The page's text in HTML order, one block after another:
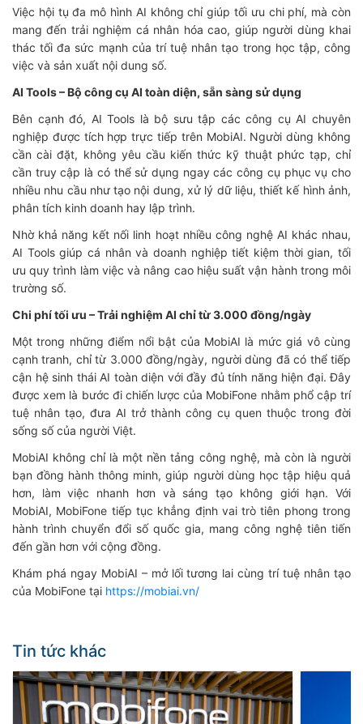
Việc hội tụ đa mô hình AI không chỉ giúp tối ưu chi phí, mà còn
mang đến trải nghiệm cá nhân hóa cao, giúp người dùng khai
thác tối đa sức mạnh của trí tuệ nhân tạo trong học tập, công
việc và sản xuất nội dung số.
AI Tools – Bộ công cụ AI toàn diện, sẵn sàng sử dụng
Bên cạnh đó, AI Tools là bộ sưu tập các công cụ AI chuyên
nghiệp được tích hợp trực tiếp trên MobiAI. Người dùng không
cần cài đặt, không yêu cầu kiến thức kỹ thuật phức tạp, chỉ
cần truy cập là có thể sử dụng ngay các công cụ phục vụ cho
nhiều nhu cầu như tạo nội dung, xử lý dữ liệu, thiết kế hình ảnh,
phân tích kinh doanh hay lập trình.
Nhờ khả năng kết nối linh hoạt nhiều công nghệ AI khác nhau,
AI Tools giúp cá nhân và doanh nghiệp tiết kiệm thời gian, tối
ưu quy trình làm việc và nâng cao hiệu suất vận hành trong môi
trường số.
Chi phí tối ưu – Trải nghiệm AI chỉ từ 3.000 đồng/ngày
Một trong những điểm nổi bật của MobiAI là mức giá vô cùng
cạnh tranh, chỉ từ 3.000 đồng/ngày, người dùng đã có thể tiếp
cận hệ sinh thái AI toàn diện với đầy đủ tính năng hiện đại. Đây
được xem là bước đi chiến lược của MobiFone nhằm phổ cập trí
tuệ nhân tạo, đưa AI trở thành công cụ quen thuộc trong đời
sống số của người Việt.
MobiAI không chỉ là một nền tảng công nghệ, mà còn là người
bạn đồng hành thông minh, giúp người dùng học tập hiệu quả
hơn, làm việc nhanh hơn và sáng tạo không giới hạn. Với
MobiAI, MobiFone tiếp tục khẳng định vai trò tiên phong trong
hành trình chuyển đổi số quốc gia, mang công nghệ tiên tiến
đến gần hơn với cộng đồng.
Khám phá ngay MobiAI – mở lối tương lai cùng trí tuệ nhân tạo
của MobiFone tại https://mobiai.vn/
Tin tức khác